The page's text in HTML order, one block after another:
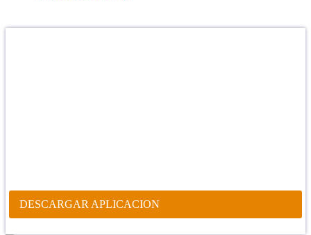
DESCARGAR APLICACION